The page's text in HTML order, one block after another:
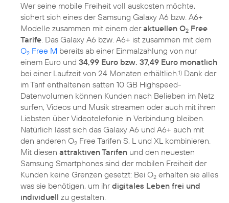
Wer seine mobile Freiheit voll auskosten möchte,
sichert sich eines der Samsung Galaxy A6 bzw. A6+
Modelle zusammen mit einem deraktuellen O2 Free
Tarife. Das Galaxy A6 bzw. A6+ ist zusammen mit dem
O2 Free M bereits ab einer Einmalzahlung von nur
einem Euro und 34,99 Euro bzw. 37,49 Euro monatlich
bei einer Laufzeit von 24 Monaten erhältlich.1) Dank der
im Tarif enthaltenen satten 10 GB Highspeed-
Datenvolumen können Kunden nach Belieben im Netz
surfen, Videos und Musik streamen oder auch mit ihren
Liebsten über Videotelefonie in Verbindung bleiben.
Natürlich lässt sich das Galaxy A6 und A6+ auch mit
den anderen O2 Free Tarifen S, L und XL kombinieren.
Mit diesen attraktiven Tarifen und den neuesten
Samsung Smartphones sind der mobilen Freiheit der
Kunden keine Grenzen gesetzt: Bei O2 erhalten sie alles
was sie benötigen, um ihrdigitales Leben frei und
individuell zu gestalten.